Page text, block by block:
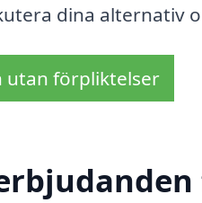
dina alternativ
utan förpliktelser